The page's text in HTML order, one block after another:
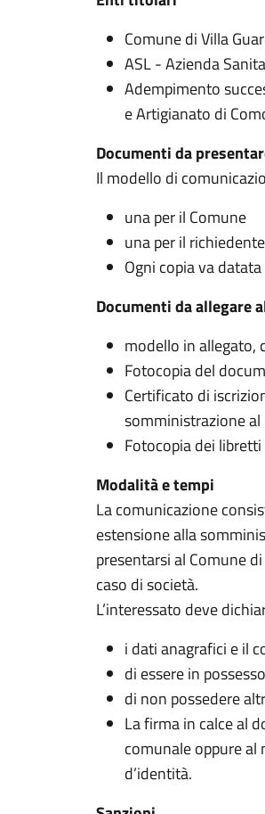
Comune di Villa
ASL - Azienda
Adempimento
e Artigianato di
Documenti da
Il modello di
una per il Comune
una per il richiedente
Ogni copia va
Documenti da allegare
modello in allegato,
Fotocopia del
Certificato di
somministrazione
Fotocopia dei
Modalità e tempi
La comunicazione
estensione alla
presentarsi al Comune
caso di società.
L’interessato deve
i dati anagrafici e il
di essere in
di non possedere
La firma in calce al
comunale oppure
d’identità.